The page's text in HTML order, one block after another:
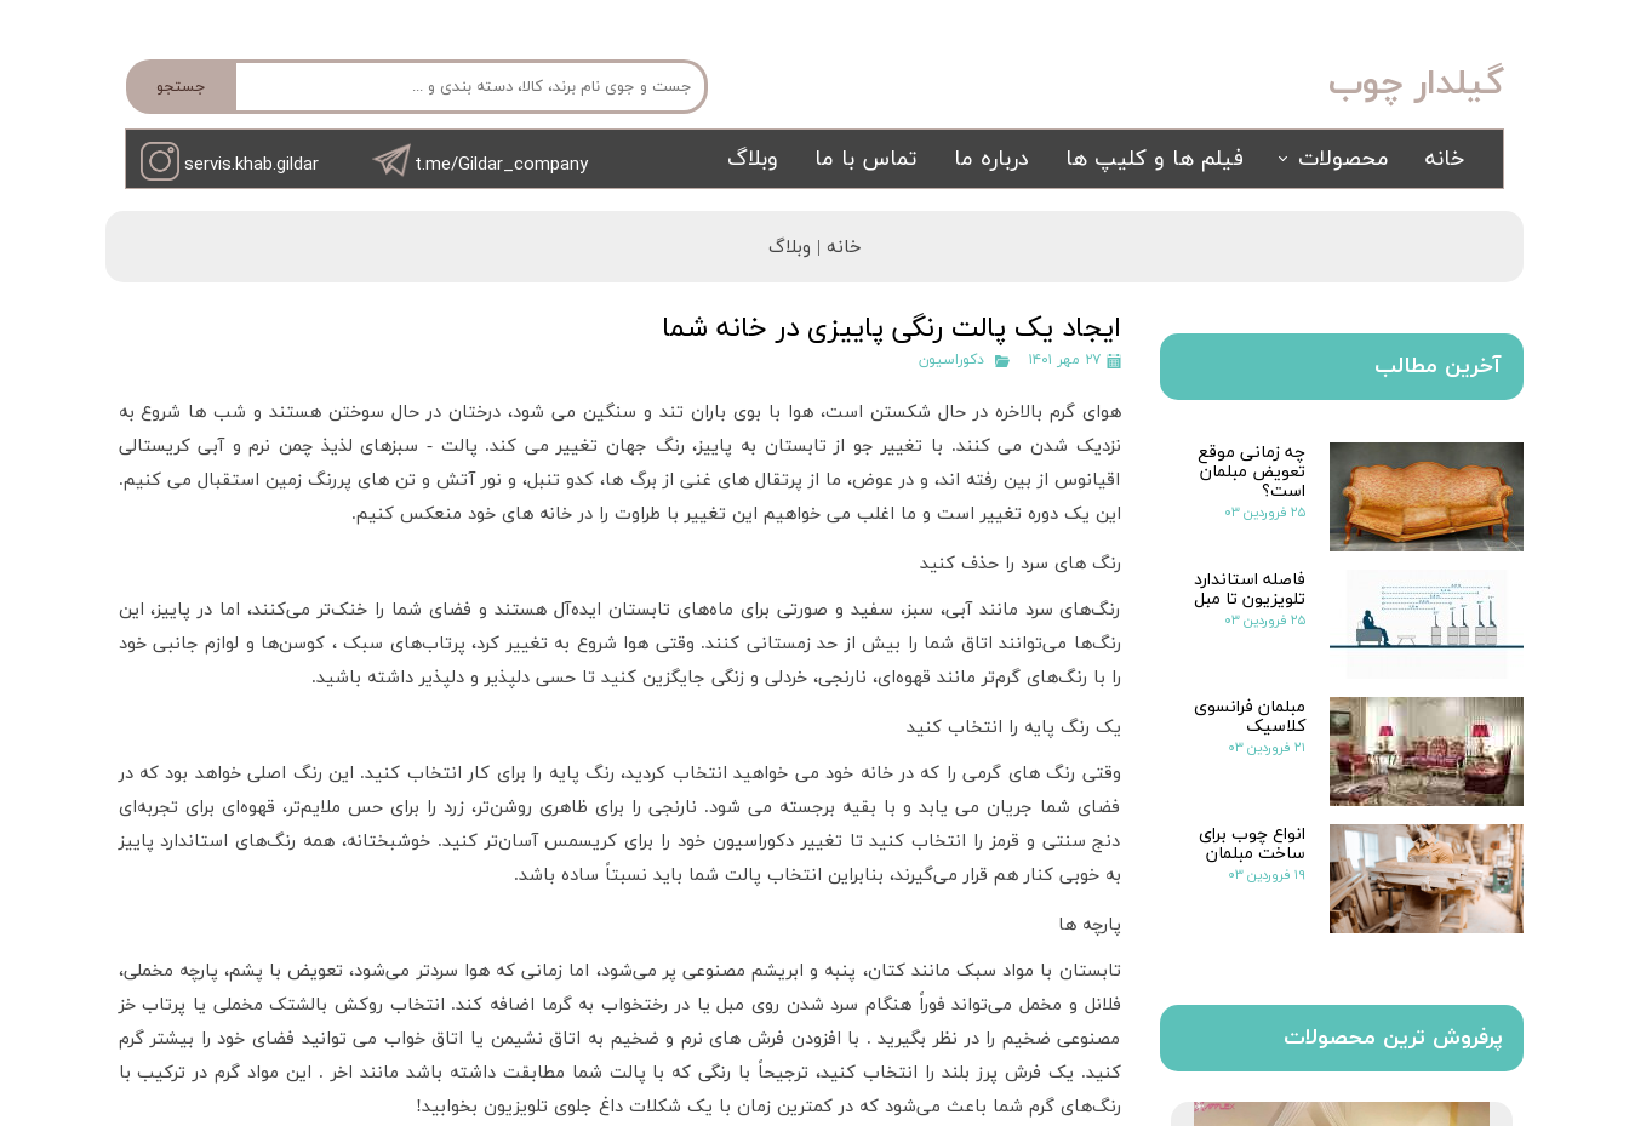
جستجو گیلدار چوب
خانه
محصولات
سرویس خواب آینه ای
سرویس خواب سفید
سیسمونی کمد و بوفه تشک تابلو
فیلم ها و کلیپ ها درباره ما تماس با ما وبلاگ t.me/Gildar_company
servis.khab.gildar
خانه | وبلاگ
ایجاد یک پالت رنگی پاییزی در خانه شما
۲۷ مهر ۱۴۰۱ دکوراسیون
هوای گرم بالاخره در حال شکستن است، هوا با بوی باران تند و سنگین می شود، درختان در حال سوختن هستند و شب ها شروع به
نزدیک شدن می کنند. با تغییر جو از تابستان به پاییز، رنگ جهان تغییر می کند. پالت - سبزهای لذیذ چمن نرم و آبی کریستالی
اقیانوس از بین رفته اند، و در عوض، ما از پرتقال های غنی از برگ ها، کدو تنبل، و نور آتش و تن های پررنگ زمین استقبال می کنیم.
این یک دوره تغییر است و ما اغلب می خواهیم این تغییر با طراوت را در خانه های خود منعکس کنیم.
رنگ های سرد را حذف کنید
رنگ‌های سرد مانند آبی، سبز، سفید و صورتی برای ماه‌های تابستان ایده‌آل هستند و فضای شما را خنک‌تر می‌کنند، اما در پاییز، این
رنگ‌ها می‌توانند اتاق شما را بیش از حد زمستانی کنند. وقتی هوا شروع به تغییر کرد، پرتاب‌های سبک ، کوسن‌ها و لوازم جانبی خود
را با رنگ‌های گرم‌تر مانند قهوه‌ای، نارنجی، خردلی و زنگی جایگزین کنید تا حسی دلپذیر و دلپذیر داشته باشید.
یک رنگ پایه را انتخاب کنید
وقتی رنگ های گرمی را که در خانه خود می خواهید انتخاب کردید، رنگ پایه را برای کار انتخاب کنید. این رنگ اصلی خواهد بود که در
فضای شما جریان می یابد و با بقیه برجسته می شود. نارنجی را برای ظاهری روشن‌تر، زرد را برای حس ملایم‌تر، قهوه‌ای برای تجربه‌ای
دنج سنتی و قرمز را انتخاب کنید تا تغییر دکوراسیون خود را برای کریسمس آسان‌تر کنید. خوشبختانه، همه رنگ‌های استاندارد پاییز
به خوبی کنار هم قرار می‌گیرند، بنابراین انتخاب پالت شما باید نسبتاً ساده باشد.
پارچه ها
تابستان با مواد سبک مانند کتان، پنبه و ابریشم مصنوعی پر می‌شود، اما زمانی که هوا سردتر می‌شود، تعویض با پشم، پارچه مخملی،
فلانل و مخمل می‌تواند فوراً هنگام سرد شدن روی مبل یا در رختخواب به گرما اضافه کند. انتخاب روکش بالشتک مخملی یا پرتاب خز
مصنوعی ضخیم را در نظر بگیرید . با افزودن فرش های نرم و ضخیم به اتاق نشیمن یا اتاق خواب می توانید فضای خود را بیشتر گرم
کنید. یک فرش پرز بلند را انتخاب کنید، ترجیحاً با رنگی که با پالت شما مطابقت داشته باشد مانند اخر . این مواد گرم در ترکیب با
رنگ‌های گرم شما باعث می‌شود که در کمترین زمان با یک شکلات داغ جلوی تلویزیون بخوابید!
پرفروش ترین محصولات
آخرین مطالب
چه زمانی موقع
تعویض مبلمان
است؟
۲۵ فروردین ۰۳
فاصله استاندارد
تلویزیون تا مبل
۲۵ فروردین ۰۳
مبلمان فرانسوی
کلاسیک
۲۱ فروردین ۰۳
انواع چوب برای
ساخت مبلمان
۱۹ فروردین ۰۳